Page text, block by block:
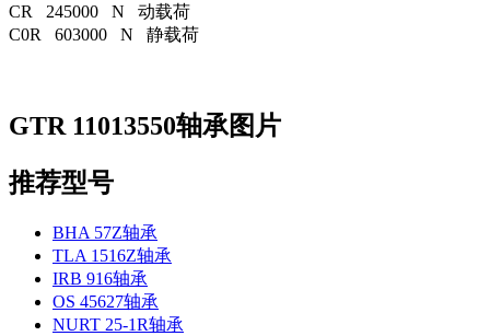
CR 245000 N 动载荷
C0R 603000 N 静载荷
GTR 11013550轴承图片
推荐型号
BHA 57Z轴承
TLA 1516Z轴承
IRB 916轴承
OS 45627轴承
NURT 25-1R轴承